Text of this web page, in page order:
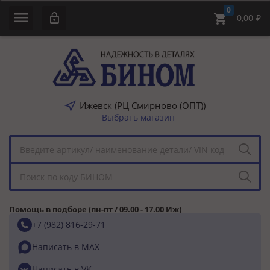
0
0,00 ₽
Ижевск (РЦ Смирново (ОПТ))
Выбрать магазин
Помощь в подборе (пн-пт / 09.00 - 17.00 Иж)
+7 (982) 816-29-71
Написать в MAX